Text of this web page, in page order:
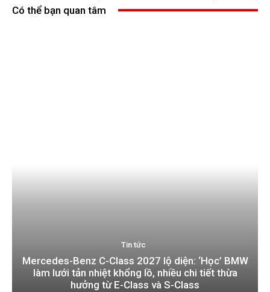
Có thể bạn quan tâm
Tin tức
Mercedes-Benz C-Class 2027 lộ diện: ‘Học’ BMW
làm lưới tản nhiệt khổng lồ, nhiều chi tiết thừa
hưởng từ E-Class và S-Class